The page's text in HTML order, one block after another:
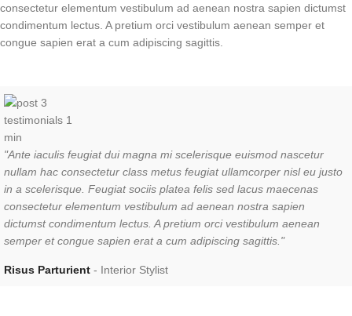
consectetur elementum vestibulum ad aenean nostra sapien dictumst
condimentum lectus. A pretium orci vestibulum aenean semper et
congue sapien erat a cum adipiscing sagittis.
"Ante iaculis feugiat dui magna mi scelerisque euismod nascetur
nullam hac consectetur class metus feugiat ullamcorper nisl eu justo
in a scelerisque. Feugiat sociis platea felis sed lacus maecenas
consectetur elementum vestibulum ad aenean nostra sapien
dictumst condimentum lectus. A pretium orci vestibulum aenean
semper et congue sapien erat a cum adipiscing sagittis."
Risus Parturient Interior Stylist